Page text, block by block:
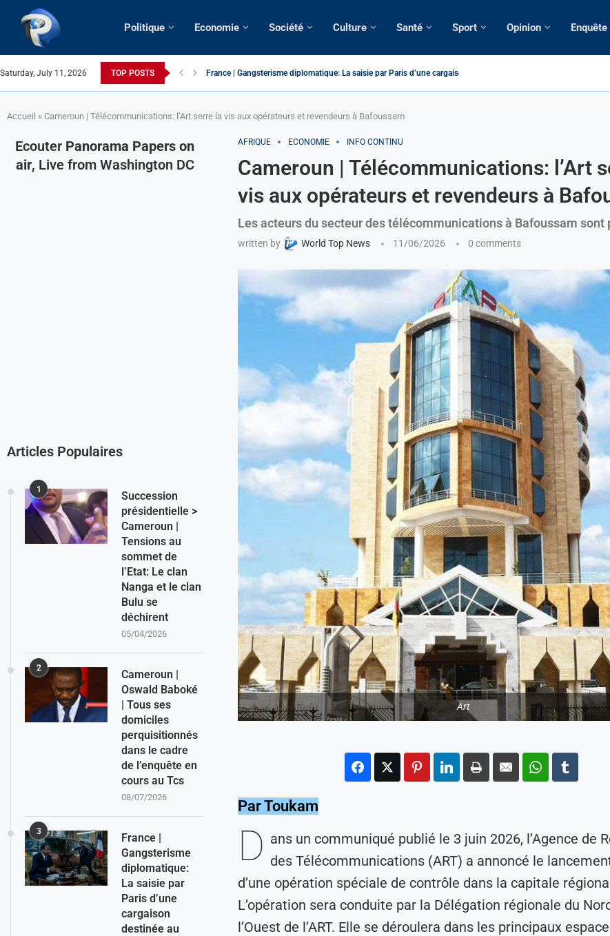
Politique Economie Société Culture Santé Sport Opinion
Saturday, July 11, 2026 TOP POSTS France | Gangsterisme diplomatique: La saisie par Paris d’une cargaison destinée...
Accueil » Cameroun | Télécommunications: l’Art serre la vis aux opérateurs et revendeurs à Bafoussam
AFRIQUE ECONOMIE INFO CONTINU
Cameroun | Télécommunications: l’Art
vis aux opérateurs et revendeurs à
Les acteurs du secteur des télécommunications à Bafoussam sont
written by World Top News 11/06/2026 0 comments
Art
Par Toukam
D ans un communiqué publié le 3 juin 2026, l’Agence de
des Télécommunications (ART) a annoncé le
d’une opération spéciale de contrôle dans la capitale
L’opération sera conduite par la Délégation régionale du
l’Ouest de l’ART. Elle se déroulera dans les principaux
Ecouter Panorama Papers on
air, Live from Washington DC
Articles Populaires
1
Succession
présidentielle >
Cameroun |
Tensions au
sommet de
l’Etat: Le clan
Nanga et le clan
Bulu se
déchirent
05/04/2026
2
Cameroun |
Oswald Baboké
| Tous ses
domiciles
perquisitionnés
dans le cadre
de l’enquête en
cours au Tcs
08/07/2026
3
France |
Gangsterisme
diplomatique:
La saisie par
Paris d’une
cargaison
destinée au